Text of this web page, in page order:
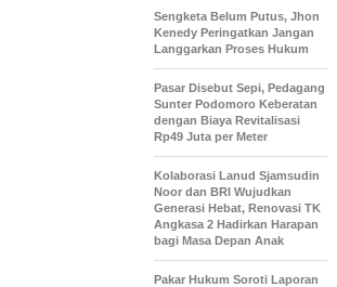
Sengketa Belum Putus, Jhon
Kenedy Peringatkan Jangan
Langgarkan Proses Hukum
Pasar Disebut Sepi, Pedagang
Sunter Podomoro Keberatan
dengan Biaya Revitalisasi
Rp49 Juta per Meter
Kolaborasi Lanud Sjamsudin
Noor dan BRI Wujudkan
Generasi Hebat, Renovasi TK
Angkasa 2 Hadirkan Harapan
bagi Masa Depan Anak
Pakar Hukum Soroti Laporan